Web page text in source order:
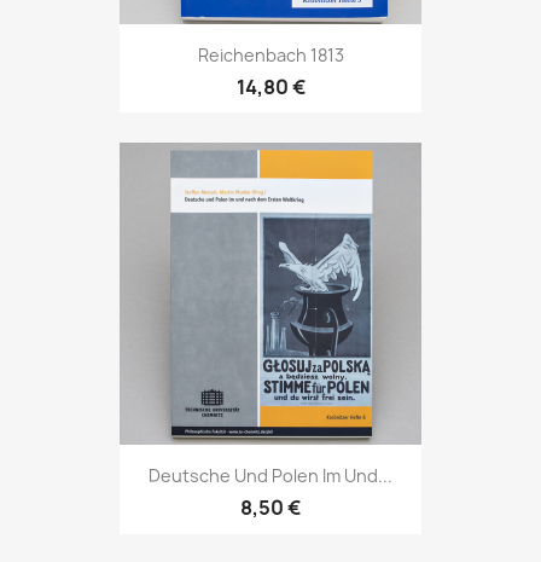
Reichenbach 1813
14,80 €
Deutsche Und Polen Im Und...
8,50 €